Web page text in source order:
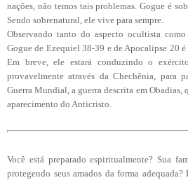
nações, não temos tais problemas. Gogue é
Sendo sobrenatural, ele vive para sempre.
Observando tanto do aspecto ocultista
Gogue de Ezequiel 38-39 e de Apocalipse 20
Em breve, ele estará conduzindo o
provavelmente através da Chechênia, para
Guerra Mundial, a guerra descrita em Obadias,
aparecimento do Anticristo.
Você está preparado espiritualmente? Sua
protegendo seus amados da forma adequada?